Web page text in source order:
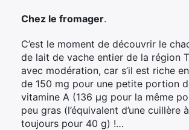
Chez le fromager.
C’est le moment de découvrir le
de lait de vache entier de la région
avec modération, car s’il est riche
de 150 mg pour une petite portion
vitamine A (136 µg pour la même
peu gras (l’équivalent d’une cuillère
toujours pour 40 g) !…